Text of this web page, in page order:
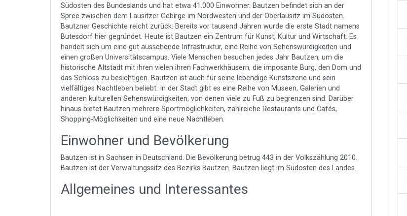
Südosten des Bundeslands und hat etwa 41.000 Einwohner. Bautzen befindet sich an der
Spree zwischen dem Lausitzer Gebirge im Nordwesten und der Oberlausitz im Südosten.
Bautzner Geschichte reicht zurück: Bereits vor tausend Jahren wurde die erste Stadt namens
Butesdorf hier gegründet. Heute ist Bautzen ein Zentrum für Kunst, Kultur und Wirtschaft. Es
handelt sich um eine gut aussehende Infrastruktur, eine Reihe von Sehenswürdigkeiten und
einen großen Universitätscampus. Viele Menschen besuchen jedes Jahr Bautzen, um die
historische Altstadt mit ihren vielen ihren Fachwerkhäusern, die imposante Burg, den Dom und
das Schloss zu besichtigen. Bautzen ist auch für seine lebendige Kunstszene und sein
vielfältiges Nachtleben beliebt. In der Stadt gibt es eine Reihe von Museen, Galerien und
anderen kulturellen Sehenswürdigkeiten, von denen viele zu Fuß zu begrenzen sind. Darüber
hinaus bietet Bautzen mehrere Sportmöglichkeiten, zahlreiche Restaurants und Cafés,
Shopping-Möglichkeiten und eine neue Nachtleben.
Einwohner und Bevölkerung
Bautzen ist in Sachsen in Deutschland. Die Bevölkerung betrug 443 in der Volkszählung 2010.
Bautzen ist der Verwaltungssitz des Bezirks Bautzen. Bautzen liegt im Südosten des Landes.
Allgemeines und Interessantes